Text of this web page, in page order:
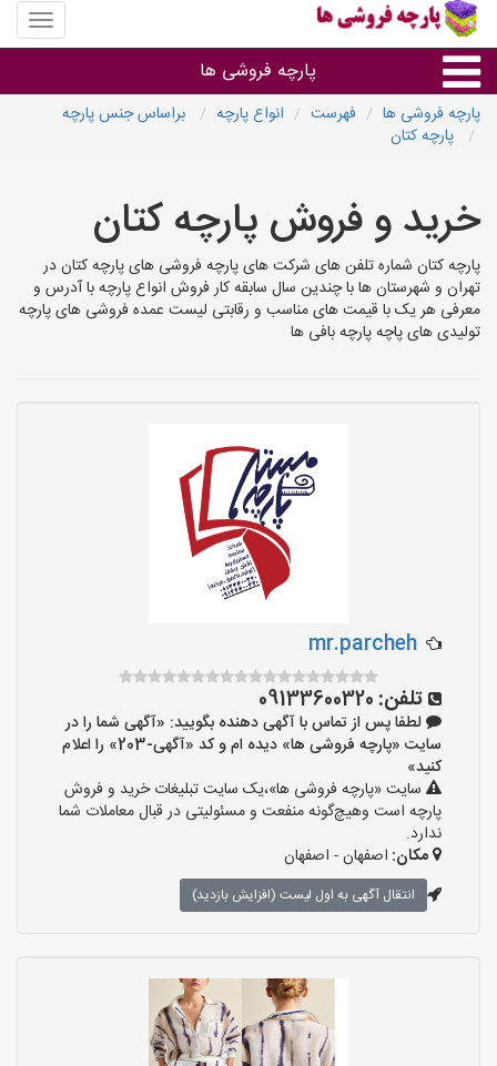
منوی
سایت
فروشی
پارچه فروشی ها
پارچه براساس رنگ طرح و کاربرد
پارچه فروشی های هر شهر
پارچه فروشی ها فهرست انواع پارچه
براساس جنس پارچه
پارچه کتان
خرید و فروش پارچه کتان
پارچه کتان شماره تلفن های شرکت های پارچه فروشی های پارچه کتان در
تهران و شهرستان ها با چندین سال سابقه کار فروش انواع پارچه با آدرس و
معرفی هر یک با قیمت های مناسب و رقابتی لیست عمده فروشی های پارچه
تولیدی های پاچه پارچه بافی ها
mr.parcheh
تلفن: 09133600320
لطفا پس از تماس با آگهی دهنده بگویید: «آگهی شما را در
سایت «پارچه فروشی ها» دیده ام و کد «آگهی-203» را اعلام
کنید»
سایت «پارچه فروشی ها»،یک سایت تبلیغات خرید و فروش
پارچه است وهیچ‌گونه منفعت و مسئولیتی در قبال معاملات شما
ندارد.
مکان: اصفهان - اصفهان
انتقال آگهی به اول لیست (افزایش بازدید)